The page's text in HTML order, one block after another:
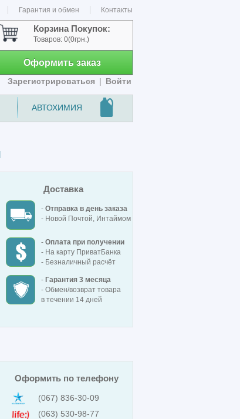
Гарантия и обмен Контакты
Корзина Покупок:
Товаров: 0(0грн.)
Оформить заказ
Зарегистрироваться | Войти
АВТОХИМИЯ
Доставка
- Отправка в день заказа
- Новой Почтой, Интаймом
- Оплата при получении
- На карту ПриватБанка
- Безналичный расчёт
- Гарантия 3 месяца
- Обмен/возврат товара
в течении 14 дней
Оформить по телефону
(067) 836-30-09
(063) 530-98-77